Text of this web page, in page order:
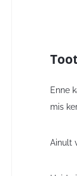
Enne
mis
Ainult